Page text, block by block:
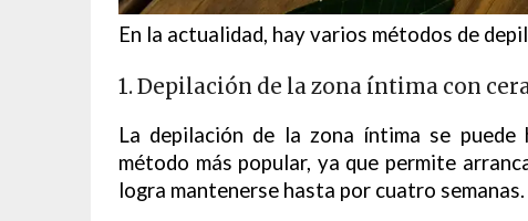
En la actualidad, hay varios métodos de
1. Depilación de la zona íntima con
La depilación de la zona íntima se
método más popular, ya que permite
logra mantenerse hasta por cuatro semanas.